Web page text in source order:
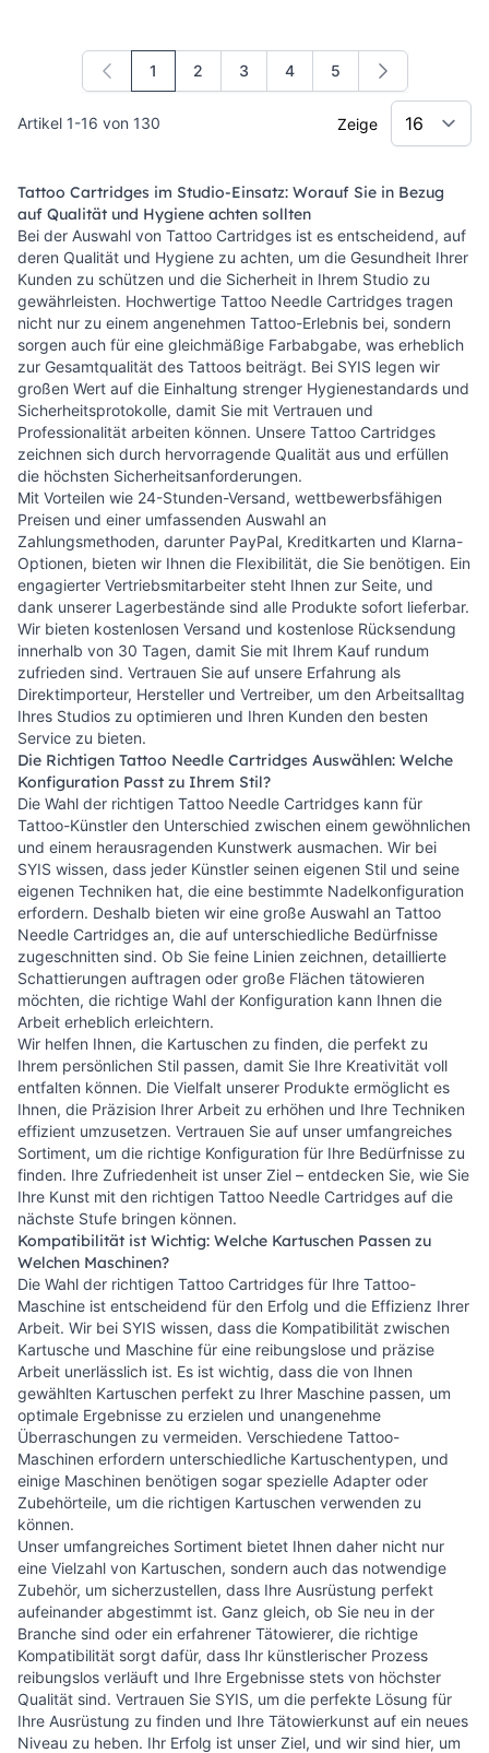
Artikel 1-16 von 130
Sie lesen gerade die Seite
1 Seite
2 Seite
3 Seite
4 Seite
5
Zeige
Tattoo Cartridges im Studio-Einsatz: Worauf Sie in Bezug
auf Qualität und Hygiene achten sollten
Bei der Auswahl von Tattoo Cartridges ist es entscheidend, auf
deren Qualität und Hygiene zu achten, um die Gesundheit Ihrer
Kunden zu schützen und die Sicherheit in Ihrem Studio zu
gewährleisten. Hochwertige Tattoo Needle Cartridges tragen
nicht nur zu einem angenehmen Tattoo-Erlebnis bei, sondern
sorgen auch für eine gleichmäßige Farbabgabe, was erheblich
zur Gesamtqualität des Tattoos beiträgt. Bei SYIS legen wir
großen Wert auf die Einhaltung strenger Hygienestandards und
Sicherheitsprotokolle, damit Sie mit Vertrauen und
Professionalität arbeiten können. Unsere Tattoo Cartridges
zeichnen sich durch hervorragende Qualität aus und erfüllen
die höchsten Sicherheitsanforderungen.
Mit Vorteilen wie 24-Stunden-Versand, wettbewerbsfähigen
Preisen und einer umfassenden Auswahl an
Zahlungsmethoden, darunter PayPal, Kreditkarten und Klarna-
Optionen, bieten wir Ihnen die Flexibilität, die Sie benötigen. Ein
engagierter Vertriebsmitarbeiter steht Ihnen zur Seite, und
dank unserer Lagerbestände sind alle Produkte sofort lieferbar.
Wir bieten kostenlosen Versand und kostenlose Rücksendung
innerhalb von 30 Tagen, damit Sie mit Ihrem Kauf rundum
zufrieden sind. Vertrauen Sie auf unsere Erfahrung als
Direktimporteur, Hersteller und Vertreiber, um den Arbeitsalltag
Ihres Studios zu optimieren und Ihren Kunden den besten
Service zu bieten.
Die Richtigen Tattoo Needle Cartridges Auswählen: Welche
Konfiguration Passt zu Ihrem Stil?
Die Wahl der richtigen Tattoo Needle Cartridges kann für
Tattoo-Künstler den Unterschied zwischen einem gewöhnlichen
und einem herausragenden Kunstwerk ausmachen. Wir bei
SYIS wissen, dass jeder Künstler seinen eigenen Stil und seine
eigenen Techniken hat, die eine bestimmte Nadelkonfiguration
erfordern. Deshalb bieten wir eine große Auswahl an Tattoo
Needle Cartridges an, die auf unterschiedliche Bedürfnisse
zugeschnitten sind. Ob Sie feine Linien zeichnen, detaillierte
Schattierungen auftragen oder große Flächen tätowieren
möchten, die richtige Wahl der Konfiguration kann Ihnen die
Arbeit erheblich erleichtern.
Wir helfen Ihnen, die Kartuschen zu finden, die perfekt zu
Ihrem persönlichen Stil passen, damit Sie Ihre Kreativität voll
entfalten können. Die Vielfalt unserer Produkte ermöglicht es
Ihnen, die Präzision Ihrer Arbeit zu erhöhen und Ihre Techniken
effizient umzusetzen. Vertrauen Sie auf unser umfangreiches
Sortiment, um die richtige Konfiguration für Ihre Bedürfnisse zu
finden. Ihre Zufriedenheit ist unser Ziel – entdecken Sie, wie Sie
Ihre Kunst mit den richtigen Tattoo Needle Cartridges auf die
nächste Stufe bringen können.
Kompatibilität ist Wichtig: Welche Kartuschen Passen zu
Welchen Maschinen?
Die Wahl der richtigen Tattoo Cartridges für Ihre Tattoo-
Maschine ist entscheidend für den Erfolg und die Effizienz Ihrer
Arbeit. Wir bei SYIS wissen, dass die Kompatibilität zwischen
Kartusche und Maschine für eine reibungslose und präzise
Arbeit unerlässlich ist. Es ist wichtig, dass die von Ihnen
gewählten Kartuschen perfekt zu Ihrer Maschine passen, um
optimale Ergebnisse zu erzielen und unangenehme
Überraschungen zu vermeiden. Verschiedene Tattoo-
Maschinen erfordern unterschiedliche Kartuschentypen, und
einige Maschinen benötigen sogar spezielle Adapter oder
Zubehörteile, um die richtigen Kartuschen verwenden zu
können.
Unser umfangreiches Sortiment bietet Ihnen daher nicht nur
eine Vielzahl von Kartuschen, sondern auch das notwendige
Zubehör, um sicherzustellen, dass Ihre Ausrüstung perfekt
aufeinander abgestimmt ist. Ganz gleich, ob Sie neu in der
Branche sind oder ein erfahrener Tätowierer, die richtige
Kompatibilität sorgt dafür, dass Ihr künstlerischer Prozess
reibungslos verläuft und Ihre Ergebnisse stets von höchster
Qualität sind. Vertrauen Sie SYIS, um die perfekte Lösung für
Ihre Ausrüstung zu finden und Ihre Tätowierkunst auf ein neues
Niveau zu heben. Ihr Erfolg ist unser Ziel, und wir sind hier, um